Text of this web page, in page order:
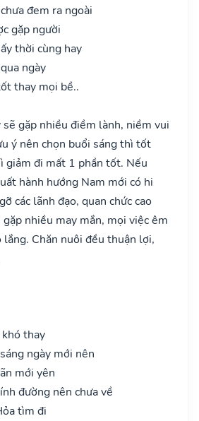
đem ra ngoài
gặp người
thời cùng hay
ngày
thay mọi bề..
gặp nhiều điềm lành, niềm vui
ý nên chọn buổi sáng thì tốt
giảm đi mất 1 phần tốt. Nếu
hành hướng Nam mới có hi
các lãnh đạo, quan chức cao
nhiều may mắn, mọi việc êm
Chăn nuôi đều thuận lợi,
thay
ngày mới nên
mới yên
đường nên chưa về
tìm đi